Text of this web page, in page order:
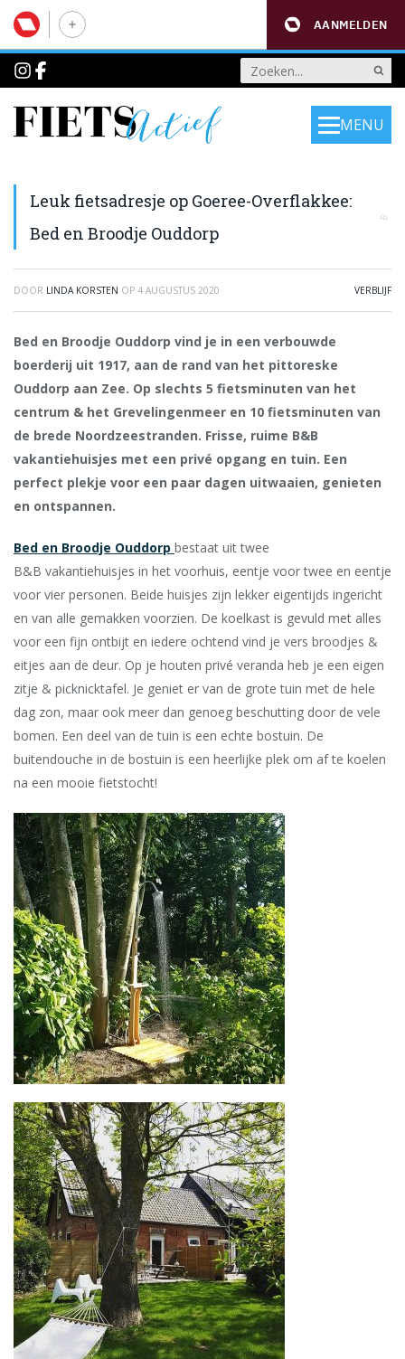
AANMELDEN
MENU
Leuk fietsadresje op Goeree-Overflakkee:
Bed en Broodje Ouddorp
DOOR LINDA KORSTEN OP 4 AUGUSTUS 2020 VERBLIJF
Bed en Broodje Ouddorp vind je in een verbouwde
boerderij uit 1917, aan de rand van het pittoreske
Ouddorp aan Zee. Op slechts 5 fietsminuten van het
centrum & het Grevelingenmeer en 10 fietsminuten van
de brede Noordzeestranden. Frisse, ruime B&B
vakantiehuisjes met een privé opgang en tuin. Een
perfect plekje voor een paar dagen uitwaaien, genieten
en ontspannen.
Bed en Broodje Ouddorp bestaat uit twee
B&B vakantiehuisjes in het voorhuis, eentje voor twee en eentje
voor vier personen. Beide huisjes zijn lekker eigentijds ingericht
en van alle gemakken voorzien. De koelkast is gevuld met alles
voor een fijn ontbijt en iedere ochtend vind je vers broodjes &
eitjes aan de deur. Op je houten privé veranda heb je een eigen
zitje & picknicktafel. Je geniet er van de grote tuin met de hele
dag zon, maar ook meer dan genoeg beschutting door de vele
bomen. Een deel van de tuin is een echte bostuin. De
buitendouche in de bostuin is een heerlijke plek om af te koelen
na een mooie fietstocht!